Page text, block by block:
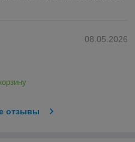
08.05.2026
отзывы